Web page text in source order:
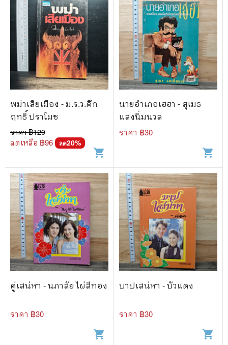
พม่าเสียเมือง - ม.ร.ว.คึก
ฤทธิ์ ปราโมช
ราคา ฿120
ลดเหลือ ฿96 ลด20%
shopping_cart
นายอำเภอเฮฮา - สุเมธ
แสงนิ่มนวล
ราคา ฿30
shopping_cart
คู่เสน่หา - นภาลัย ไผ่สีทอง
ราคา ฿30
shopping_cart
บาปเสน่หา - บัวแดง
ราคา ฿30
shopping_cart